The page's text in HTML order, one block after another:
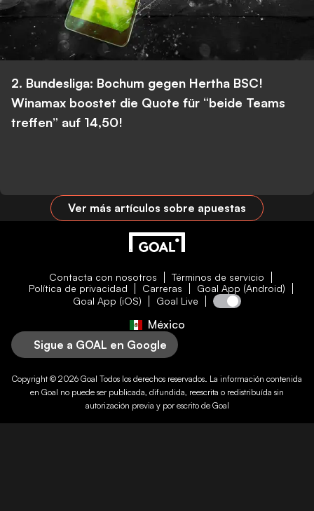
2. Bundesliga: Bochum gegen Hertha BSC!
Winamax boostet die Quote für “beide Teams
treffen” auf 14,50!
Ver más artículos sobre apuestas
Contacta con nosotros
Términos de servicio
Política de privacidad
Carreras
Goal App (Android)
Goal App (iOS)
Goal Live
México
Sigue a GOAL en Google
Copyright © 2026 Goal Todos los derechos reservados. La información contenida
en Goal no puede ser publicada, difundida, reescrita o redistribuída sin
autorización previa y por escrito de Goal